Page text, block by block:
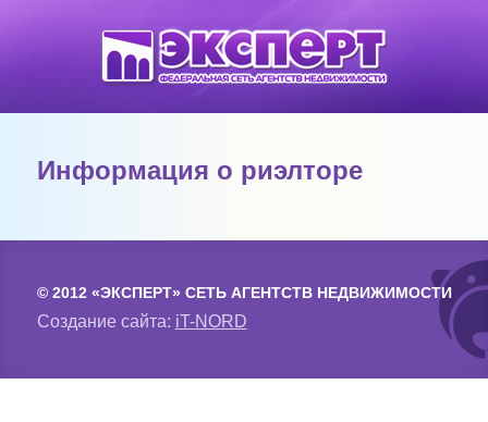
Информация о риэлторе
© 2012 «ЭКСПЕРТ» СЕТЬ АГЕНТСТВ НЕДВИЖИМОСТИ
Создание сайта: iT-NORD